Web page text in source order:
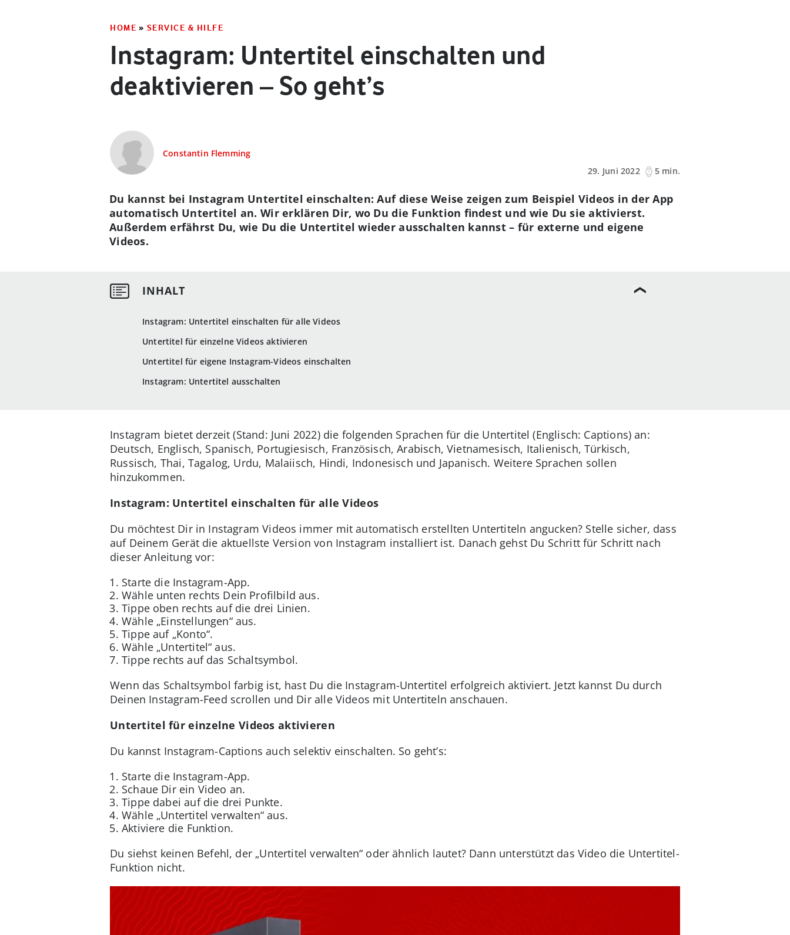
HOME » SERVICE & HILFE
Instagram: Untertitel einschalten und
deaktivieren – So geht’s
Constantin Flemming
29. Juni 2022
5 min.
Instagram: Untertitel einschalten für alle Videos
Untertitel für einzelne Videos aktivieren
Untertitel für eigene Instagram-Videos einschalten
Instagram: Untertitel ausschalten
Du kannst bei Instagram Untertitel einschalten: Auf diese Weise zeigen zum Beispiel Videos in der App
automatisch Untertitel an. Wir erklären Dir, wo Du die Funktion findest und wie Du sie aktivierst.
Außerdem erfährst Du, wie Du die Untertitel wieder ausschalten kannst – für externe und eigene
Videos.
Instagram bietet derzeit (Stand: Juni 2022) die folgenden Sprachen für die Untertitel (Englisch: Captions) an:
Deutsch, Englisch, Spanisch, Portugiesisch, Französisch, Arabisch, Vietnamesisch, Italienisch, Türkisch,
Russisch, Thai, Tagalog, Urdu, Malaiisch, Hindi, Indonesisch und Japanisch. Weitere Sprachen sollen
hinzukommen.
Instagram: Untertitel einschalten für alle Videos
Du möchtest Dir in Instagram Videos immer mit automatisch erstellten Untertiteln angucken? Stelle sicher, dass
auf Deinem Gerät die aktuellste Version von Instagram installiert ist. Danach gehst Du Schritt für Schritt nach
dieser Anleitung vor:
Starte die Instagram-App.
Wähle unten rechts Dein Profilbild aus.
Tippe oben rechts auf die drei Linien.
Wähle „Einstellungen“ aus.
Tippe auf „Konto“.
Wähle „Untertitel“ aus.
Tippe rechts auf das Schaltsymbol.
Wenn das Schaltsymbol farbig ist, hast Du die Instagram-Untertitel erfolgreich aktiviert. Jetzt kannst Du durch
Deinen Instagram-Feed scrollen und Dir alle Videos mit Untertiteln anschauen.
Untertitel für einzelne Videos aktivieren
Du kannst Instagram-Captions auch selektiv einschalten. So geht’s:
Starte die Instagram-App.
Schaue Dir ein Video an.
Tippe dabei auf die drei Punkte.
Wähle „Untertitel verwalten“ aus.
Aktiviere die Funktion.
Du siehst keinen Befehl, der „Untertitel verwalten“ oder ähnlich lautet? Dann unterstützt das Video die Untertitel-
Funktion nicht.